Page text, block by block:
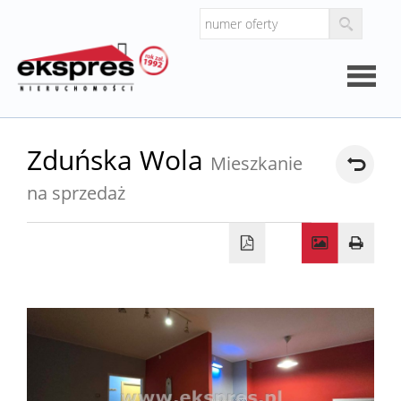
firmie
Zduńska Wola Mieszkanie
na sprzedaż